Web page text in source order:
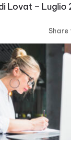
Lovat – Luglio
Share